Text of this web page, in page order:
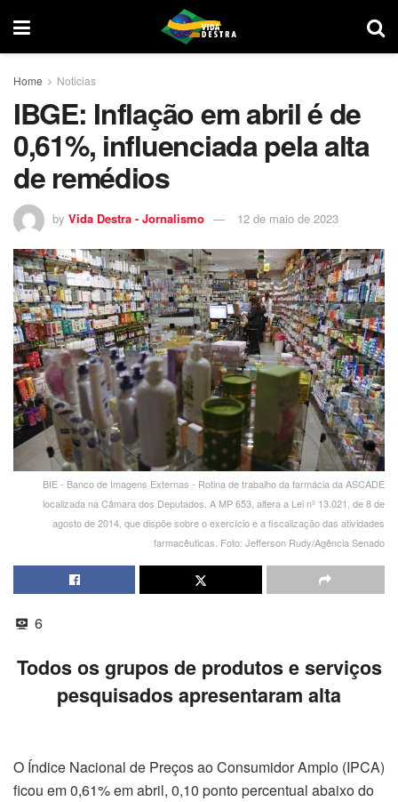
Home Noticias
IBGE: Inflação em abril é de
0,61%, influenciada pela alta
de remédios
by Vida Destra - Jornalismo 12 de maio de 2023
BIE - Banco de Imagens Externas - Rotina de trabalho da farmácia da ASCADE
localizada na Câmara dos Deputados. A MP 653, altera a Lei nº 13.021, de 8 de
agosto de 2014, que dispõe sobre o exercício e a fiscalização das atividades
farmacêuticas. Foto: Jefferson Rudy/Agência Senado
6
Todos os grupos de produtos e serviços
pesquisados apresentaram alta
O Índice Nacional de Preços ao Consumidor Amplo (IPCA)
ficou em 0,61% em abril, 0,10 ponto percentual abaixo do